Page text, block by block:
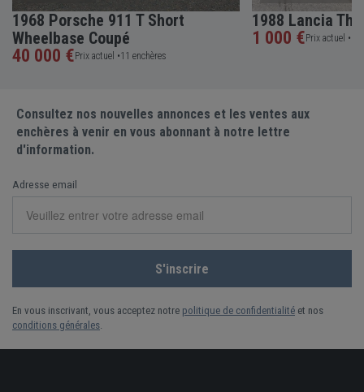
1968 Porsche 911 T Short
Wheelbase Coupé
40 000 €Prix actuel •11 enchères
1988 Lancia
1 000 €Prix actuel •
Consultez nos nouvelles annonces et les ventes aux
enchères à venir en vous abonnant à notre lettre
d'information.
Adresse email
En vous inscrivant, vous acceptez notre politique de confidentialité et nos
conditions générales